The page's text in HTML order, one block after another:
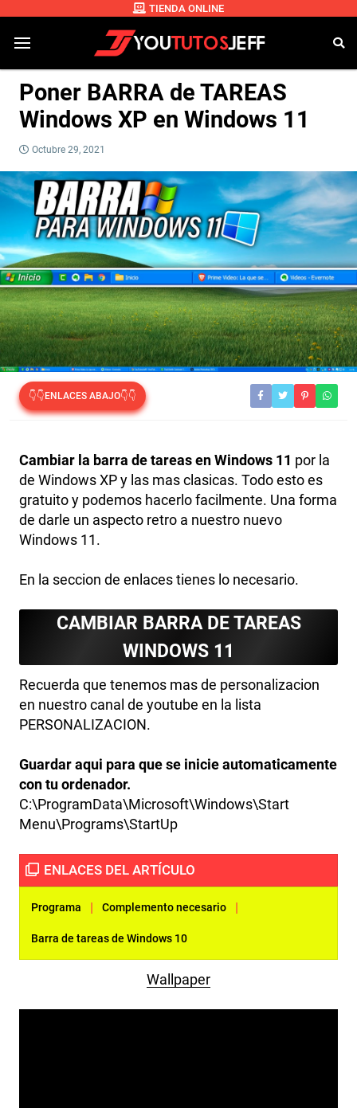
TIENDA ONLINE
Poner BARRA de TAREAS
Windows XP en Windows 11
Octubre 29, 2021
👇👇ENLACES ABAJO👇👇
Cambiar la barra de tareas en Windows 11 por la
de Windows XP y las mas clasicas. Todo esto es
gratuito y podemos hacerlo facilmente. Una forma
de darle un aspecto retro a nuestro nuevo
Windows 11.
En la seccion de enlaces tienes lo necesario.
CAMBIAR BARRA DE TAREAS
WINDOWS 11
Recuerda que tenemos mas de personalizacion
en nuestro canal de youtube en la lista
PERSONALIZACION.
Guardar aqui para que se inicie automaticamente
con tu ordenador.
C:\ProgramData\Microsoft\Windows\Start
Menu\Programs\StartUp
Programa | Complemento necesario |
Barra de tareas de Windows 10
Wallpaper